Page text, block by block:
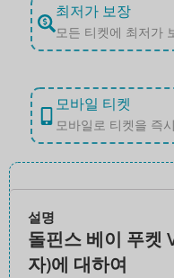
최저가 보장
모든 티켓에 최저가
모바일 티켓
모바일로 티켓을 즉
설명
돌핀스 베이 푸켓
자)에 대하여